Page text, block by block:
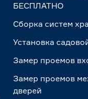
БЕСПЛАТНО
Сборка систем
Установка
Замер проемов
Замер проемов
дверей